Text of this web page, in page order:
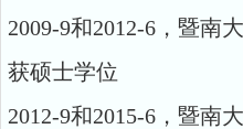
2009-9和2012-6，暨南
获硕士学位
2012-9和2015-6，暨南